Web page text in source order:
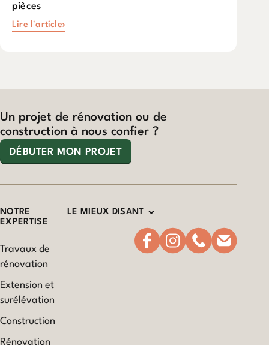
pièces
Lire l'article
Un projet de rénovation ou de
construction à nous confier ?
DÉBUTER MON PROJET
NOTRE
EXPERTISE
Travaux de
rénovation
Extension et
surélévation
Construction
Rénovation
LE MIEUX DISANT